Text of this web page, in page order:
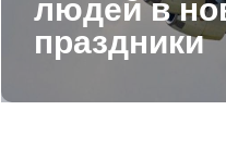
людей в
праздники